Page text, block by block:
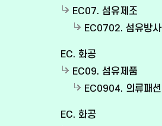
EC07. 섬유제조
EC0702. 섬유방사
EC. 화공
EC09. 섬유제품
EC0904. 의류패션
EC. 화공